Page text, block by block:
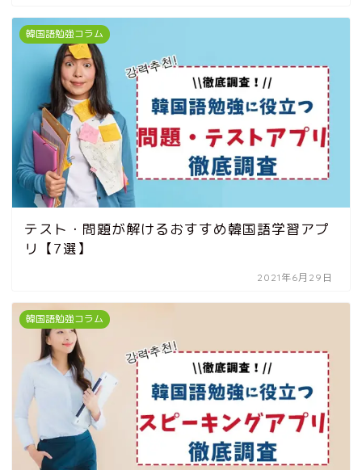
韓国語勉強コラム
テスト・問題が解けるおすすめ韓国語学習アプ
リ【7選】
2021年6月29日
韓国語勉強コラム